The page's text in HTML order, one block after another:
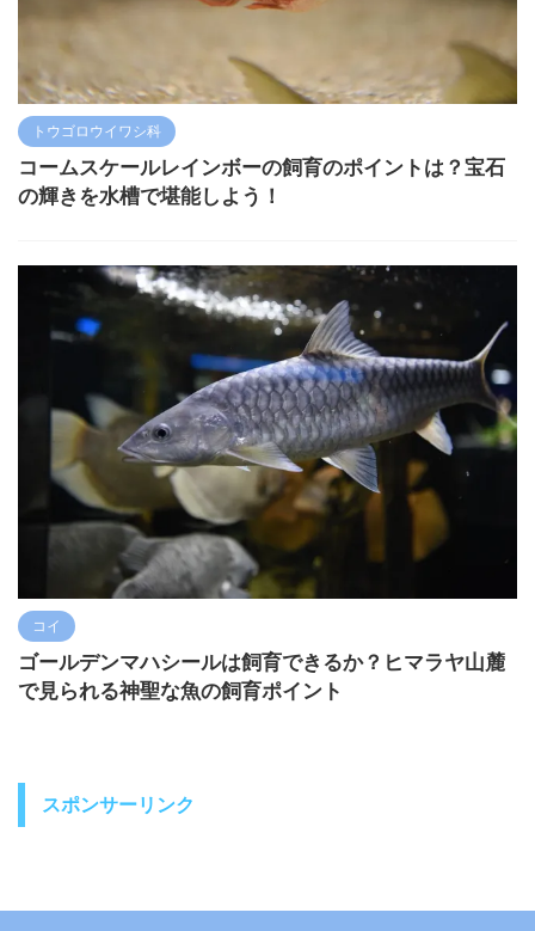
トウゴロウイワシ科
コームスケールレインボーの飼育のポイントは？宝石
の輝きを水槽で堪能しよう！
コイ
ゴールデンマハシールは飼育できるか？ヒマラヤ山麓
で見られる神聖な魚の飼育ポイント
スポンサーリンク